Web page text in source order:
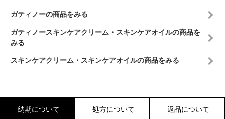
ガティノーの商品をみる
ガティノースキンケアクリーム・スキンケアオイルの商品を
みる
スキンケアクリーム・スキンケアオイルの商品をみる
納期について 処方について 返品について